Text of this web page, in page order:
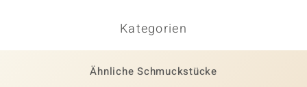
Kategorien
Ähnliche Schmuckstücke